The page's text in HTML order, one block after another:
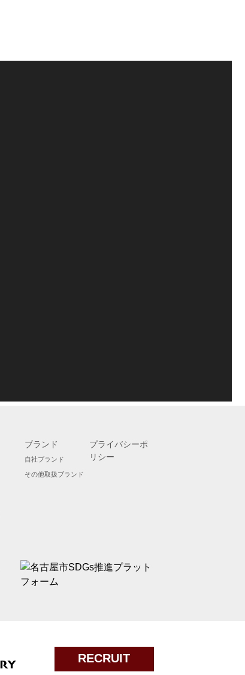
ブランド
自社ブランド
その他取扱ブランド
プライバシーポ
リシー
RECRUIT